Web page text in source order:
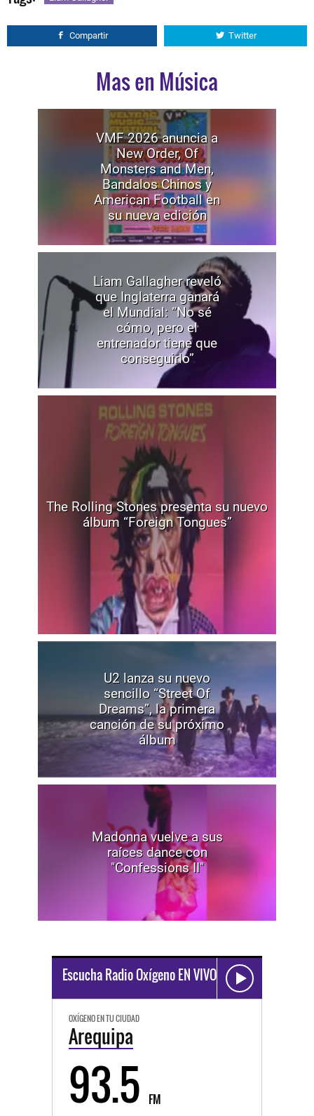
Compartir Twitter
Mas en Música
VMF 2026 anuncia a
New Order, Of
Monsters and Men,
Bandalos Chinos y
American Football en
su nueva edición
Liam Gallagher reveló
que Inglaterra ganará
el Mundial: “No sé
cómo, pero el
entrenador tiene que
conseguirlo”
The Rolling Stones presenta su nuevo
álbum “Foreign Tongues”
U2 lanza su nuevo
sencillo “Street Of
Dreams”, la primera
canción de su próximo
álbum
Madonna vuelve a sus
raíces dance con
"Confessions II"
Escucha Radio Oxígeno EN VIVO
OXÍGENO EN TU CIUDAD
Arequipa
93.5 FM